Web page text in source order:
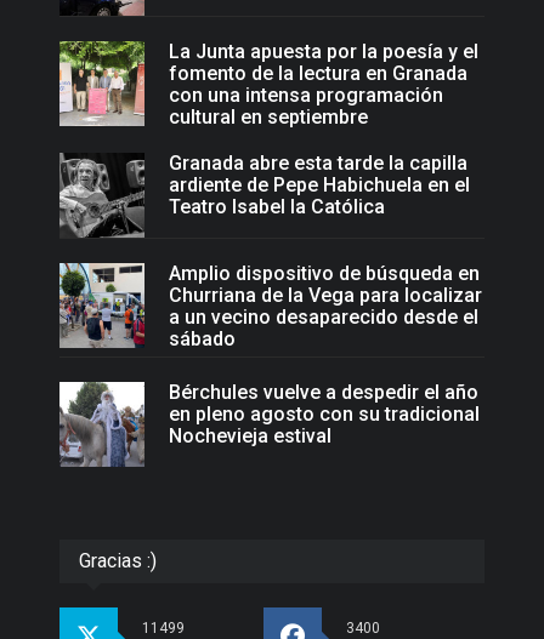
La Junta apuesta por la poesía y el
fomento de la lectura en Granada
con una intensa programación
cultural en septiembre
Granada abre esta tarde la capilla
ardiente de Pepe Habichuela en el
Teatro Isabel la Católica
Amplio dispositivo de búsqueda en
Churriana de la Vega para localizar
a un vecino desaparecido desde el
sábado
Bérchules vuelve a despedir el año
en pleno agosto con su tradicional
Nochevieja estival
Gracias :)
11499 3400